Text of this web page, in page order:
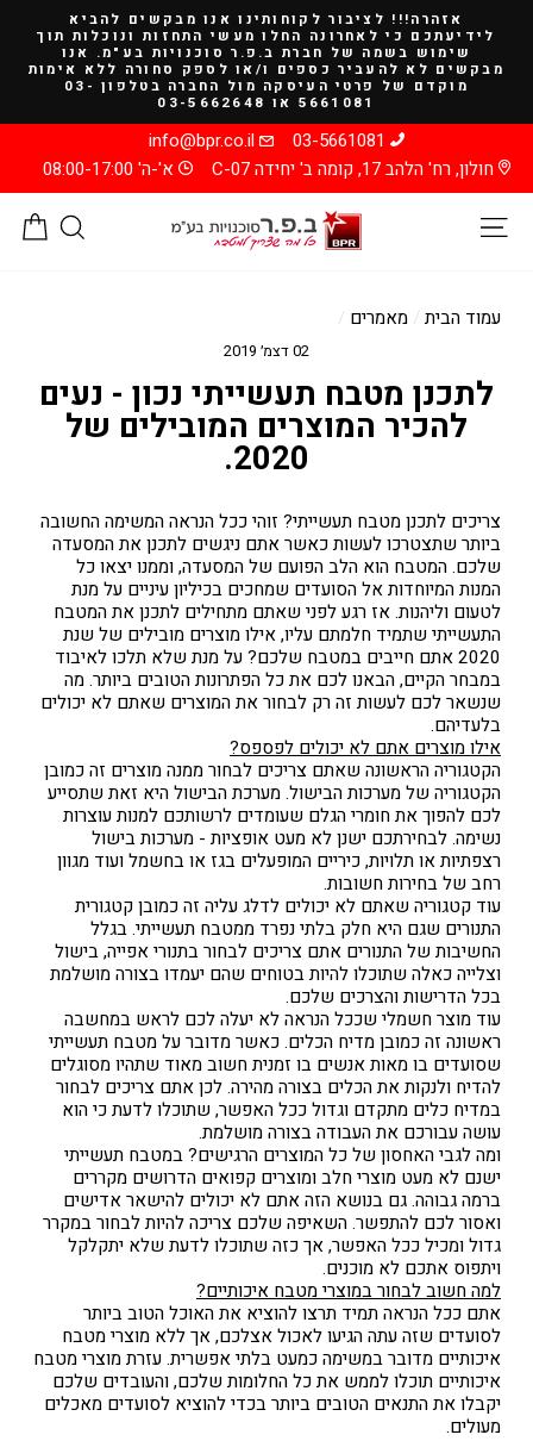
קריאה
אזהרה!!! לציבור לקוחותינו אנו מבקשים להביא
לידיעתכם כי לאחרונה החלו מעשי התחזות ונוכלות תוך
שימוש בשמה של חברת ב.פ.ר סוכנויות בע"מ. אנו
מבקשים לא להעביר כספים ו/או לספק סחורה ללא אימות
מוקדם של פרטי העיסקה מול החברה בטלפון 03-
5661081 או 03-5662648
03-5661081
info@bpr.co.il
חולון, רח' הלהב 17, קומה ב' יחידה C-07
א'-ה' 08:00-17:00
עמוד הבית / מאמרים /
02 דצמ׳ 2019
לתכנן מטבח תעשייתי נכון - נעים
להכיר המוצרים המובילים של
2020.
צריכים לתכנן מטבח תעשייתי? זוהי ככל הנראה המשימה החשובה
ביותר שתצטרכו לעשות כאשר אתם ניגשים לתכנן את המסעדה
שלכם. המטבח הוא הלב הפועם של המסעדה, וממנו יצאו כל
המנות המיוחדות אל הסועדים שמחכים בכיליון עיניים על מנת
לטעום וליהנות. אז רגע לפני שאתם מתחילים לתכנן את המטבח
התעשייתי שתמיד חלמתם עליו, אילו מוצרים מובילים של שנת
2020 אתם חייבים במטבח שלכם? על מנת שלא תלכו לאיבוד
במבחר הקיים, הבאנו לכם את כל הפתרונות הטובים ביותר. מה
שנשאר לכם לעשות זה רק לבחור את המוצרים שאתם לא יכולים
בלעדיהם.
אילו מוצרים אתם לא יכולים לפספס?
הקטגוריה הראשונה שאתם צריכים לבחור ממנה מוצרים זה כמובן
הקטגוריה של מערכות הבישול. מערכת הבישול היא זאת שתסייע
לכם להפוך את חומרי הגלם שעומדים לרשותכם למנות עוצרות
נשימה. לבחירתכם ישנן לא מעט אופציות - מערכות בישול
רצפתיות או תלויות, כיריים המופעלים בגז או בחשמל ועוד מגוון
רחב של בחירות חשובות.
עוד קטגוריה שאתם לא יכולים לדלג עליה זה כמובן קטגורית
התנורים שגם היא חלק בלתי נפרד ממטבח תעשייתי. בגלל
החשיבות של התנורים אתם צריכים לבחור בתנורי אפייה, בישול
וצלייה כאלה שתוכלו להיות בטוחים שהם יעמדו בצורה מושלמת
בכל הדרישות והצרכים שלכם.
עוד מוצר חשמלי שככל הנראה לא יעלה לכם לראש במחשבה
ראשונה זה כמובן מדיח הכלים. כאשר מדובר על מטבח תעשייתי
שסועדים בו מאות אנשים בו זמנית חשוב מאוד שתהיו מסוגלים
להדיח ולנקות את הכלים בצורה מהירה. לכן אתם צריכים לבחור
במדיח כלים מתקדם וגדול ככל האפשר, שתוכלו לדעת כי הוא
עושה עבורכם את העבודה בצורה מושלמת.
ומה לגבי האחסון של כל המוצרים הרגישים? במטבח תעשייתי
ישנם לא מעט מוצרי חלב ומוצרים קפואים הדרושים מקררים
ברמה גבוהה. גם בנושא הזה אתם לא יכולים להישאר אדישים
ואסור לכם להתפשר. השאיפה שלכם צריכה להיות לבחור במקרר
גדול ומכיל ככל האפשר, אך כזה שתוכלו לדעת שלא יתקלקל
ויתפוס אתכם לא מוכנים.
למה חשוב לבחור במוצרי מטבח איכותיים?
אתם ככל הנראה תמיד תרצו להוציא את האוכל הטוב ביותר
לסועדים שזה עתה הגיעו לאכול אצלכם, אך ללא מוצרי מטבח
איכותיים מדובר במשימה כמעט בלתי אפשרית. עזרת מוצרי מטבח
איכותיים תוכלו לממש את כל החלומות שלכם, והעובדים שלכם
יקבלו את התנאים הטובים ביותר בכדי להוציא לסועדים מאכלים
מעולים.